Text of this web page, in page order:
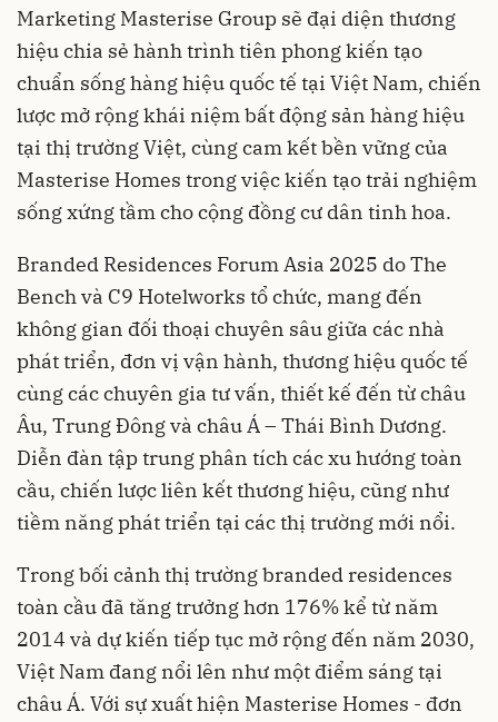
Marketing Masterise Group sẽ đại diện thương
hiệu chia sẻ hành trình tiên phong kiến tạo
chuẩn sống hàng hiệu quốc tế tại Việt Nam, chiến
lược mở rộng khái niệm bất động sản hàng hiệu
tại thị trường Việt, cùng cam kết bền vững của
Masterise Homes trong việc kiến tạo trải nghiệm
sống xứng tầm cho cộng đồng cư dân tinh hoa.
Branded Residences Forum Asia 2025 do The
Bench và C9 Hotelworks tổ chức, mang đến
không gian đối thoại chuyên sâu giữa các nhà
phát triển, đơn vị vận hành, thương hiệu quốc tế
cùng các chuyên gia tư vấn, thiết kế đến từ châu
Âu, Trung Đông và châu Á – Thái Bình Dương.
Diễn đàn tập trung phân tích các xu hướng toàn
cầu, chiến lược liên kết thương hiệu, cũng như
tiềm năng phát triển tại các thị trường mới nổi.
Trong bối cảnh thị trường branded residences
toàn cầu đã tăng trưởng hơn 176% kể từ năm
2014 và dự kiến tiếp tục mở rộng đến năm 2030,
Việt Nam đang nổi lên như một điểm sáng tại
châu Á. Với sự xuất hiện Masterise Homes - đơn